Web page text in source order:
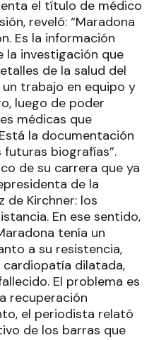
el título de médico
reveló: “Maradona
Es la información
la investigación que
de la salud del
trabajo en equipo y
luego de poder
médicas que
la documentación
biografías”.
de su carrera que ya
de la
de Kirchner: los
En ese sentido,
tenía un
a su resistencia,
dilatada,
El problema es
recuperación
el periodista relató
de los barras que